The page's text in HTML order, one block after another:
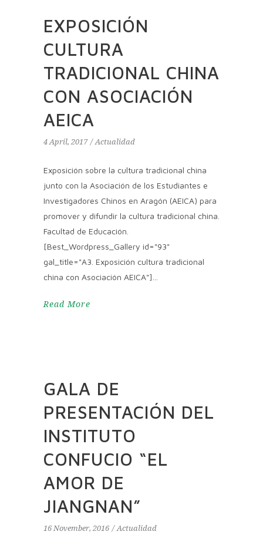
EXPOSICIÓN
CULTURA
TRADICIONAL CHINA
CON ASOCIACIÓN
AEICA
4 April, 2017 Actualidad
Exposición sobre la cultura tradicional china
junto con la Asociación de los Estudiantes e
Investigadores Chinos en Aragón (AEICA) para
promover y difundir la cultura tradicional china.
Facultad de Educación.
[Best_Wordpress_Gallery id="93"
gal_title="A3. Exposición cultura tradicional
china con Asociación AEICA"]
Read More
GALA DE
PRESENTACIÓN DEL
INSTITUTO
CONFUCIO “EL
AMOR DE
JIANGNAN”
16 November, 2016 Actualidad